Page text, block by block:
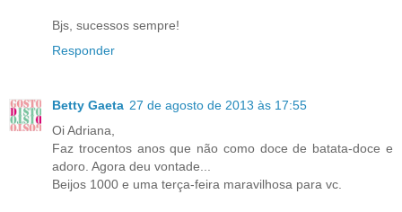
Bjs, sucessos sempre!
Responder
Betty Gaeta 27 de agosto de 2013 às 17:55
Oi Adriana,
Faz trocentos anos que não como doce de batata-doce e
adoro. Agora deu vontade...
Beijos 1000 e uma terça-feira maravilhosa para vc.